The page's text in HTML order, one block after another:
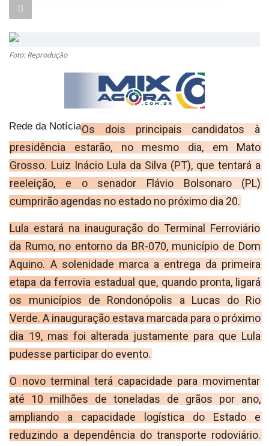
SAÚDE
MEIO AMBIENTE
COMO ANUNCIAR
RÁDIO AO VIVO
QUEM SOMOS
CONTATO
MIX AGORA TV
REGISTO
Foto: Reprodução
Rede da NotíciaOs dois principais candidatos à
presidência estarão, no mesmo dia, em Mato
Grosso. Luiz Inácio Lula da Silva (PT), que tentará a
reeleição, e o senador Flávio Bolsonaro (PL)
cumprirão agendas no estado no próximo dia 20.
Lula estará na inauguração do Terminal Ferroviário
da Rumo, no entorno da BR-070, município de Dom
Aquino. A solenidade marca a entrega da primeira
etapa da ferrovia estadual que, quando pronta, ligará
os municípios de Rondonópolis a Lucas do Rio
Verde. A inauguração estava marcada para o próximo
dia 19, mas foi alterada justamente para que Lula
pudesse participar do evento.
O novo terminal terá capacidade para movimentar
até 10 milhões de toneladas de grãos por ano,
ampliando a capacidade logística do Estado e
reduzindo a dependência do transporte rodoviário.